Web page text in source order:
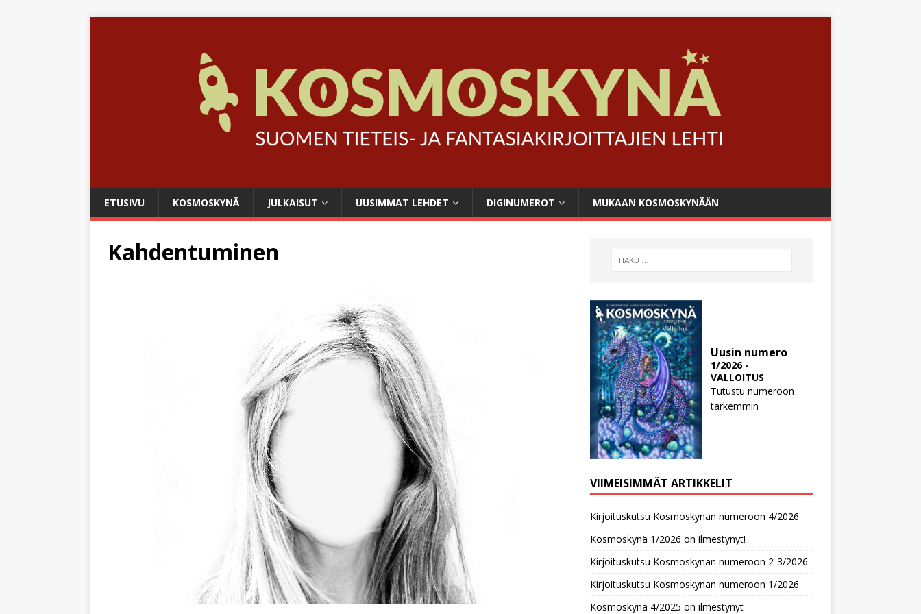
ETUSIVU KOSMOSKYNÄ JULKAISUT UUSIMMAT LEHDET DIGINUMEROT MUKAAN KOSMOSKYNÄÄN
Kahdentuminen
Uusin numero
1/2026 -
VALLOITUS
Tutustu numeroon
tarkemmin
VIIMEISIMMÄT ARTIKKELIT
Kirjoituskutsu Kosmoskynän numeroon 4/2026
Kosmoskynä 1/2026 on ilmestynyt!
Kirjoituskutsu Kosmoskynän numeroon 2-3/2026
Kirjoituskutsu Kosmoskynän numeroon 1/2026
Kosmoskynä 4/2025 on ilmestynyt